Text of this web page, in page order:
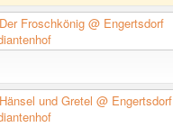
Der Froschkönig @ Engertsdorf
Hänsel und Gretel @ Engertsdorf